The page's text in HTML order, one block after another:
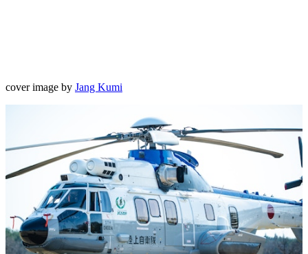
cover image by Jang Kumi